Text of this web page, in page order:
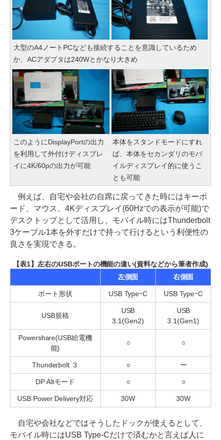
大型のA4ノートPCなども接続することを意識しているため
か、ACアダプタは240Wとかなり大きめ
このようにDisplayPortの出力
を利用して外付けディスプレ
イに4K/60pの出力が可能
本体をスタンドモードにすれ
ば、本体をセカンダリのモバ
イルディスプレイ的に使うこ
とも可能
例えば、自宅や会社の自席に戻ってきた時にはキーボ
ード、マウス、4Kディスプレイ(60Hzでの表示が可能)で
デスクトップとして活用し、モバイル時にはThunderbolt
3ケーブル1本を外すだけで持って行けるという利便性の
良さを実現できる。
【表1】左右のUSBポートの機能の違い(資料などから筆者作成)
左側面
右側面
ポート形状 USB TypeｰC USB TypeｰC
USB規格
USB
3.1(Gen2)
USB
3.1(Gen1)
Powershare(USB給電機
能)
○ ○
Thunderbolt ３ ○ ー
DP Altモード ○ ○
USB Power Delivery対応 30W 30W
自宅や会社などではそうしたドックが使えるとして、
モバイル時にはUSB Type-Cだけで済むかと言えば人に